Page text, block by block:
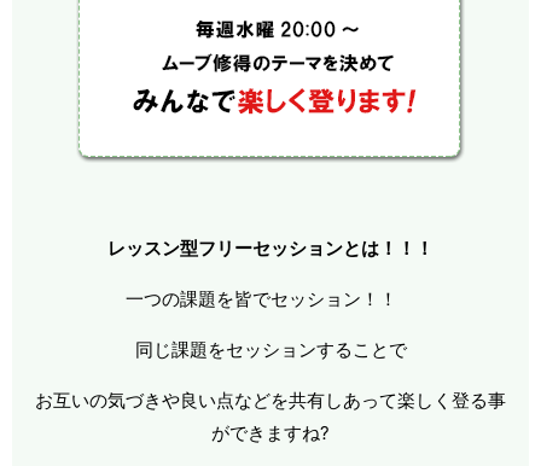
レッスン型フリーセッションとは！！！
一つの課題を皆でセッション！！
同じ課題をセッションすることで
お互いの気づきや良い点などを共有しあって楽しく登る事
ができますね?